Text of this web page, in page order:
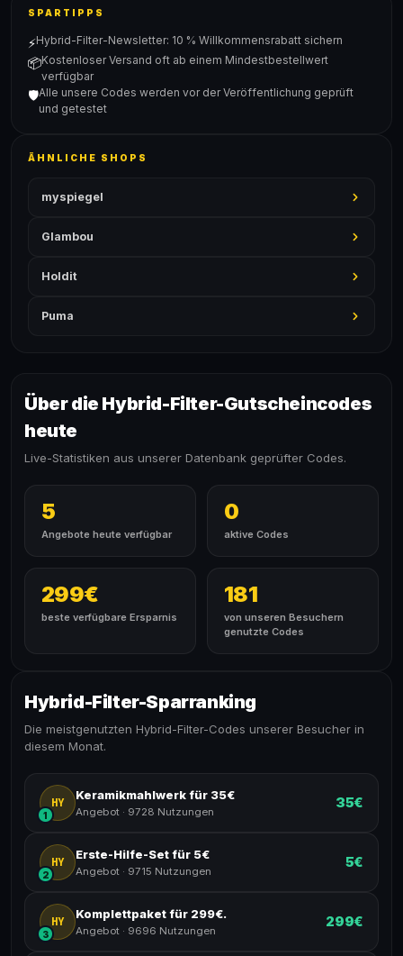
SPARTIPPS
⚡Hybrid-Filter-Newsletter: 10 % Willkommensrabatt sichern
📦Kostenloser Versand oft ab einem Mindestbestellwert
verfügbar
🛡️Alle unsere Codes werden vor der Veröffentlichung geprüft
und getestet
ÄHNLICHE SHOPS
myspiegel
Glambou
Holdit
Puma
Über die Hybrid-Filter-Gutscheincodes
heute
Live-Statistiken aus unserer Datenbank geprüfter Codes.
5
Angebote heute verfügbar
0
aktive Codes
299€
beste verfügbare Ersparnis
181
von unseren Besuchern
genutzte Codes
Hybrid-Filter-Sparranking
Die meistgenutzten Hybrid-Filter-Codes unserer Besucher in
diesem Monat.
HY
1
Keramikmahlwerk für 35€
Angebot · 9728 Nutzungen
35€
HY
2
Erste-Hilfe-Set für 5€
Angebot · 9715 Nutzungen
5€
HY
3
Komplettpaket für 299€.
Angebot · 9696 Nutzungen
299€